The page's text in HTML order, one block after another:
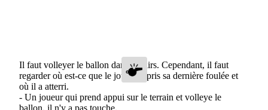
Il faut volleyer le ballon dans les airs. Cependant, il faut
regarder où est-ce que le joueur a pris sa dernière foulée et
où il a atterri.
- Un joueur qui prend appui sur le terrain et volleye le
ballon, il n'y a pas touche.